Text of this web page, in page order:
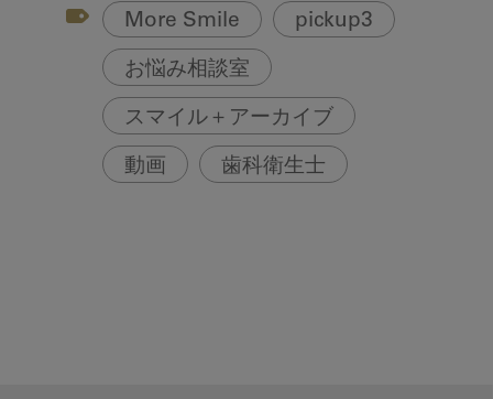
More Smile pickup3
お悩み相談室
スマイル＋アーカイブ
動画 歯科衛生士